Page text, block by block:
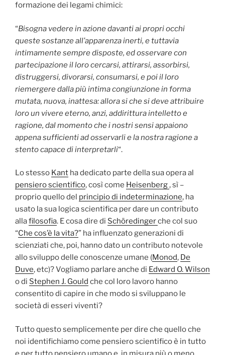
formazione dei legami chimici:
“Bisogna vedere in azione davanti ai propri occhi
queste sostanze all’apparenza inerti, e tuttavia
intimamente sempre disposte, ed osservare con
partecipazione il loro cercarsi, attirarsi, assorbirsi,
distruggersi, divorarsi, consumarsi, e poi il loro
riemergere dalla più intima congiunzione in forma
mutata, nuova, inattesa: allora si che si deve attribuire
loro un vivere eterno, anzi, addirittura intelletto e
ragione, dal momento che i nostri sensi appaiono
appena sufficienti ad osservarli e la nostra ragione a
stento capace di interpretarli“.
Lo stesso Kant ha dedicato parte della sua opera al
pensiero scientifico, così come Heisenberg, sì –
proprio quello del principio di indeterminazione, ha
usato la sua logica scientifica per dare un contributo
allafilosofia. E cosa dire di Schöredingerche col suo
“Che cos’è la vita?” ha influenzato generazioni di
scienziati che, poi, hanno dato un contributo notevole
allo sviluppo delle conoscenze umane (Monod, De
Duve, etc)? Vogliamo parlare anche di Edward O. Wilson
o di Stephen J. Gould che col loro lavoro hanno
consentito di capire in che modo si sviluppano le
società di esseri viventi?
Tutto questo semplicemente per dire che quello che
noi identifichiamo come pensiero scientifico è in tutto